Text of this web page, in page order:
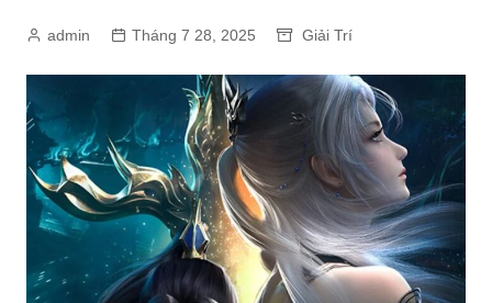
admin Tháng 7 28, 2025 Giải Trí